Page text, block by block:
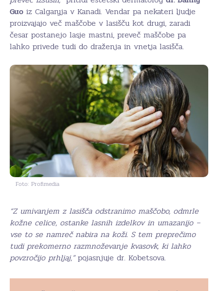
Guo iz Calgaryja v Kanadi. Vendar pa nekateri ljudje
proizvajajo več maščobe v lasišču kot drugi, zaradi
česar postanejo lasje mastni, preveč maščobe pa
lahko privede tudi do draženja in vnetja lasišča.
Foto: Profimedia
“Z umivanjem z lasišča odstranimo maščobo, odmrle
kožne celice, ostanke lasnih izdelkov in umazanijo –
vse to se namreč nabira na koži. S tem preprečimo
tudi prekomerno razmnoževanje kvasovk, ki lahko
povzročijo prhljaj,”pojasnjuje dr. Kobetsova.